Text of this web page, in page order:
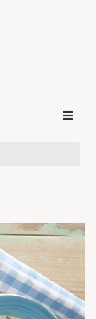
Kontakt
Login